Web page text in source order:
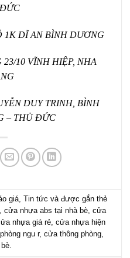
1K DĨ AN BÌNH DƯƠNG
10 VĨNH HIỆP, NHA
DUY TRINH, BÌNH
– THỦ ĐỨC
giá, Tin tức và được gắn thẻ
cửa nhựa abs tại nhà bè cửa
nhựa giá rẻ cửa nhựa hiện
ngu r, cửa thông phòng
.